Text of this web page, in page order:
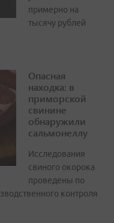
примерно на
тысячу рублей
Опасная
находка: в
приморской
свинине
обнаружили
сальмонеллу
Исследования
свиного окорока
проведены по
контроля